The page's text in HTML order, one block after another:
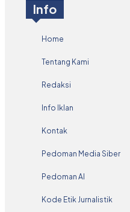
Info
Home
Tentang Kami
Redaksi
Info Iklan
Kontak
Pedoman Media Siber
Pedoman AI
Kode Etik Jurnalistik